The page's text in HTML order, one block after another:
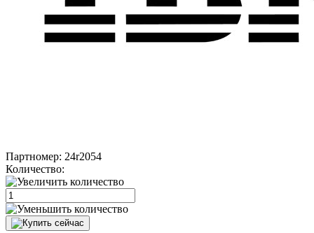
Партномер: 24r2054
Количество: